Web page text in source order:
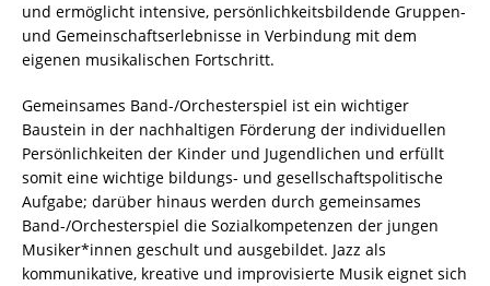
und ermöglicht intensive, persönlichkeitsbildende Gruppen-
und Gemeinschaftserlebnisse in Verbindung mit dem
eigenen musikalischen Fortschritt.
Gemeinsames Band-/Orchesterspiel ist ein wichtiger
Baustein in der nachhaltigen Förderung der individuellen
Persönlichkeiten der Kinder und Jugendlichen und erfüllt
somit eine wichtige bildungs- und gesellschaftspolitische
Aufgabe; darüber hinaus werden durch gemeinsames
Band-/Orchesterspiel die Sozialkompetenzen der jungen
Musiker*innen geschult und ausgebildet. Jazz als
kommunikative, kreative und improvisierte Musik eignet sich